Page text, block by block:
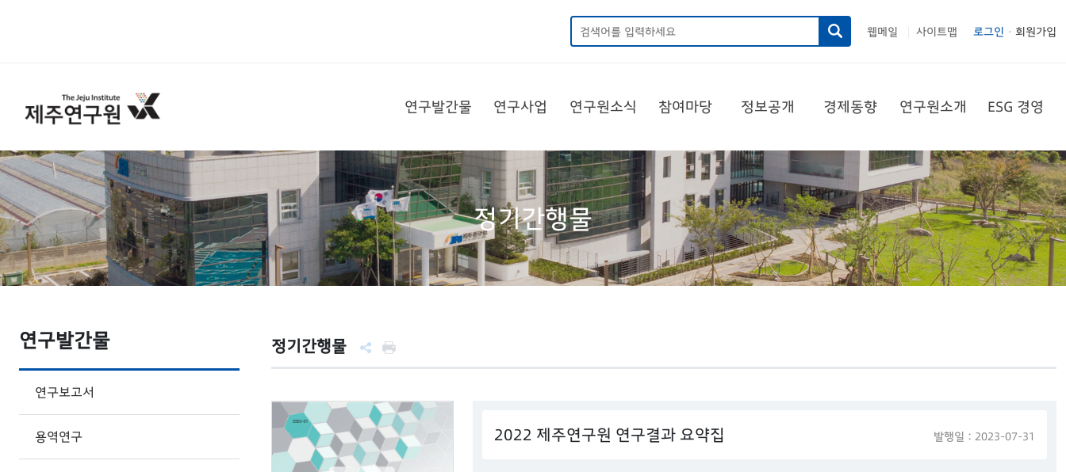
웹메일 사이트맵 로그인 회원가입
연구발간물 연구사업 연구원소식 참여마당 정보공개 경제동향 연구원소개 ESG 경영
정기간행물
연구발간물
연구보고서
용역연구
정기간행물
2022 제주연구원 연구결과 요약집 발행일 : 2023-07-31